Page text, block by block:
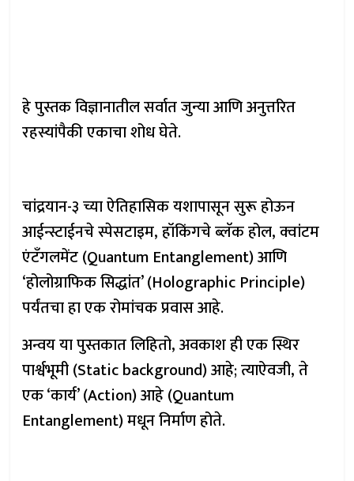
हे पुस्तक विज्ञानातील सर्वात जुन्या आणि अनुत्तरित
रहस्यांपैकी एकाचा शोध घेते.
चांद्रयान-३ च्या ऐतिहासिक यशापासून सुरू होऊन
आईन्स्टाईनचे स्पेसटाइम, हॉकिंगचे ब्लॅक होल, क्वांटम
एंटँगलमेंट (Quantum Entanglement) आणि
‘होलोग्राफिक सिद्धांत’ (Holographic Principle)
पर्यंतचा हा एक रोमांचक प्रवास आहे.
अन्वय या पुस्तकात लिहितो, अवकाश ही एक स्थिर
पार्श्वभूमी (Static background) आहे; त्याऐवजी, ते
एक ‘कार्य’ (Action) आहे (Quantum
Entanglement) मधून निर्माण होते.